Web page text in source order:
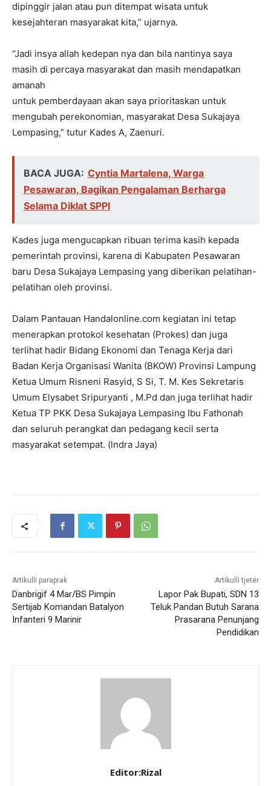
dipinggir jalan atau pun ditempat wisata untuk
kesejahteran masyarakat kita,” ujarnya.
“Jadi insya allah kedepan nya dan bila nantinya saya
masih di percaya masyarakat dan masih mendapatkan
amanah
untuk pemberdayaan akan saya prioritaskan untuk
mengubah perekonomian, masyarakat Desa Sukajaya
Lempasing,” tutur Kades A, Zaenuri.
BACA JUGA: Cyntia Martalena, Warga
Pesawaran, Bagikan Pengalaman Berharga
Selama Diklat SPPI
Kades juga mengucapkan ribuan terima kasih kepada
pemerintah provinsi, karena di Kabupaten Pesawaran
baru Desa Sukajaya Lempasing yang diberikan pelatihan-
pelatihan oleh provinsi.
Dalam Pantauan Handalonline.com kegiatan ini tetap
menerapkan protokol kesehatan (Prokes) dan juga
terlihat hadir Bidang Ekonomi dan Tenaga Kerja dari
Badan Kerja Organisasi Wanita (BKOW) Provinsi Lampung
Ketua Umum Risneni Rasyid, S Si, T. M. Kes Sekretaris
Umum Elysabet Sripuryanti , M.Pd dan juga terlihat hadir
Ketua TP PKK Desa Sukajaya Lempasing Ibu Fathonah
dan seluruh perangkat dan pedagang kecil serta
masyarakat setempat. (lndra Jaya)
Artikulli paraprak
Danbrigif 4 Mar/BS Pimpin
Sertijab Komandan Batalyon
Infanteri 9 Marinir
Artikulli tjetër
Lapor Pak Bupati, SDN 13
Teluk Pandan Butuh Sarana
Prasarana Penunjang
Pendidikan
Editor:Rizal